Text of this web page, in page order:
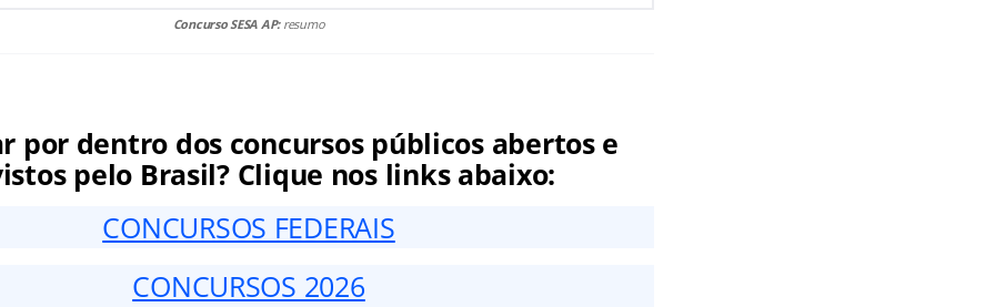
Concurso SESA AP:resumo
por dentro dos concursos públicos abertos e
pelo Brasil? Clique nos links abaixo:
CONCURSOS FEDERAIS
CONCURSOS 2026